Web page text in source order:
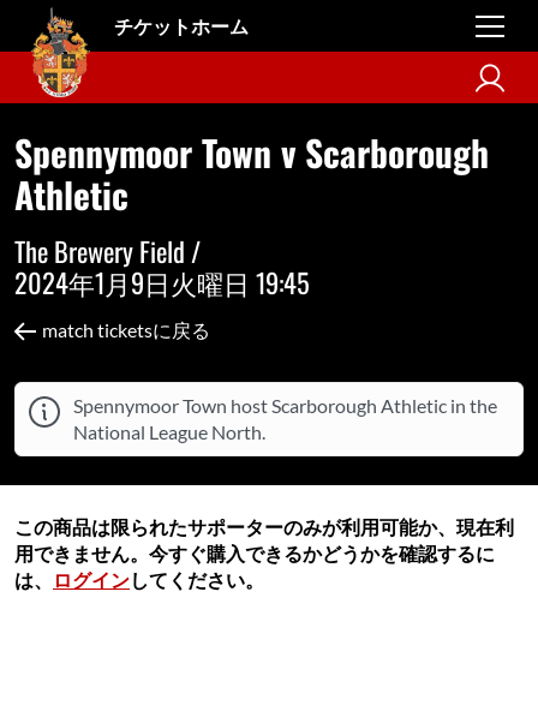
チケットホーム
Spennymoor Town v Scarborough
Athletic
The Brewery Field /
2024年1月9日火曜日 19:45
match ticketsに戻る
Spennymoor Town host Scarborough Athletic in the
National League North.
この商品は限られたサポーターのみが利用可能か、現在利
用できません。今すぐ購入できるかどうかを確認するに
は、
ログインしてください。